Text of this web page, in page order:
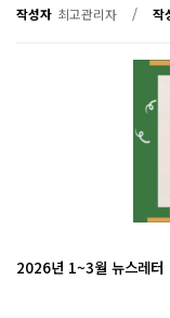
작성자 최고관리자 / 작
2026년 1~3월 뉴스레터